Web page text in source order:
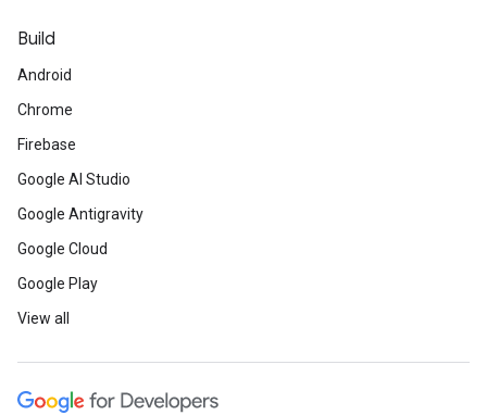
Build
Android
Chrome
Firebase
Google AI Studio
Google Antigravity
Google Cloud
Google Play
View all